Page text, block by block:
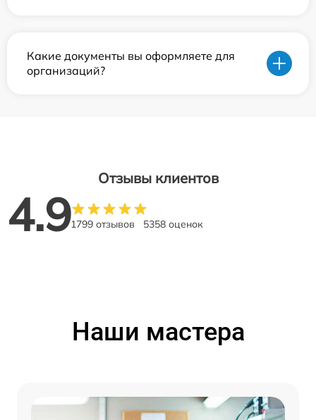
Какие документы вы оформляете для
организаций?
Отзывы клиентов
4.91799 отзывов 5358 оценок
Наши мастера